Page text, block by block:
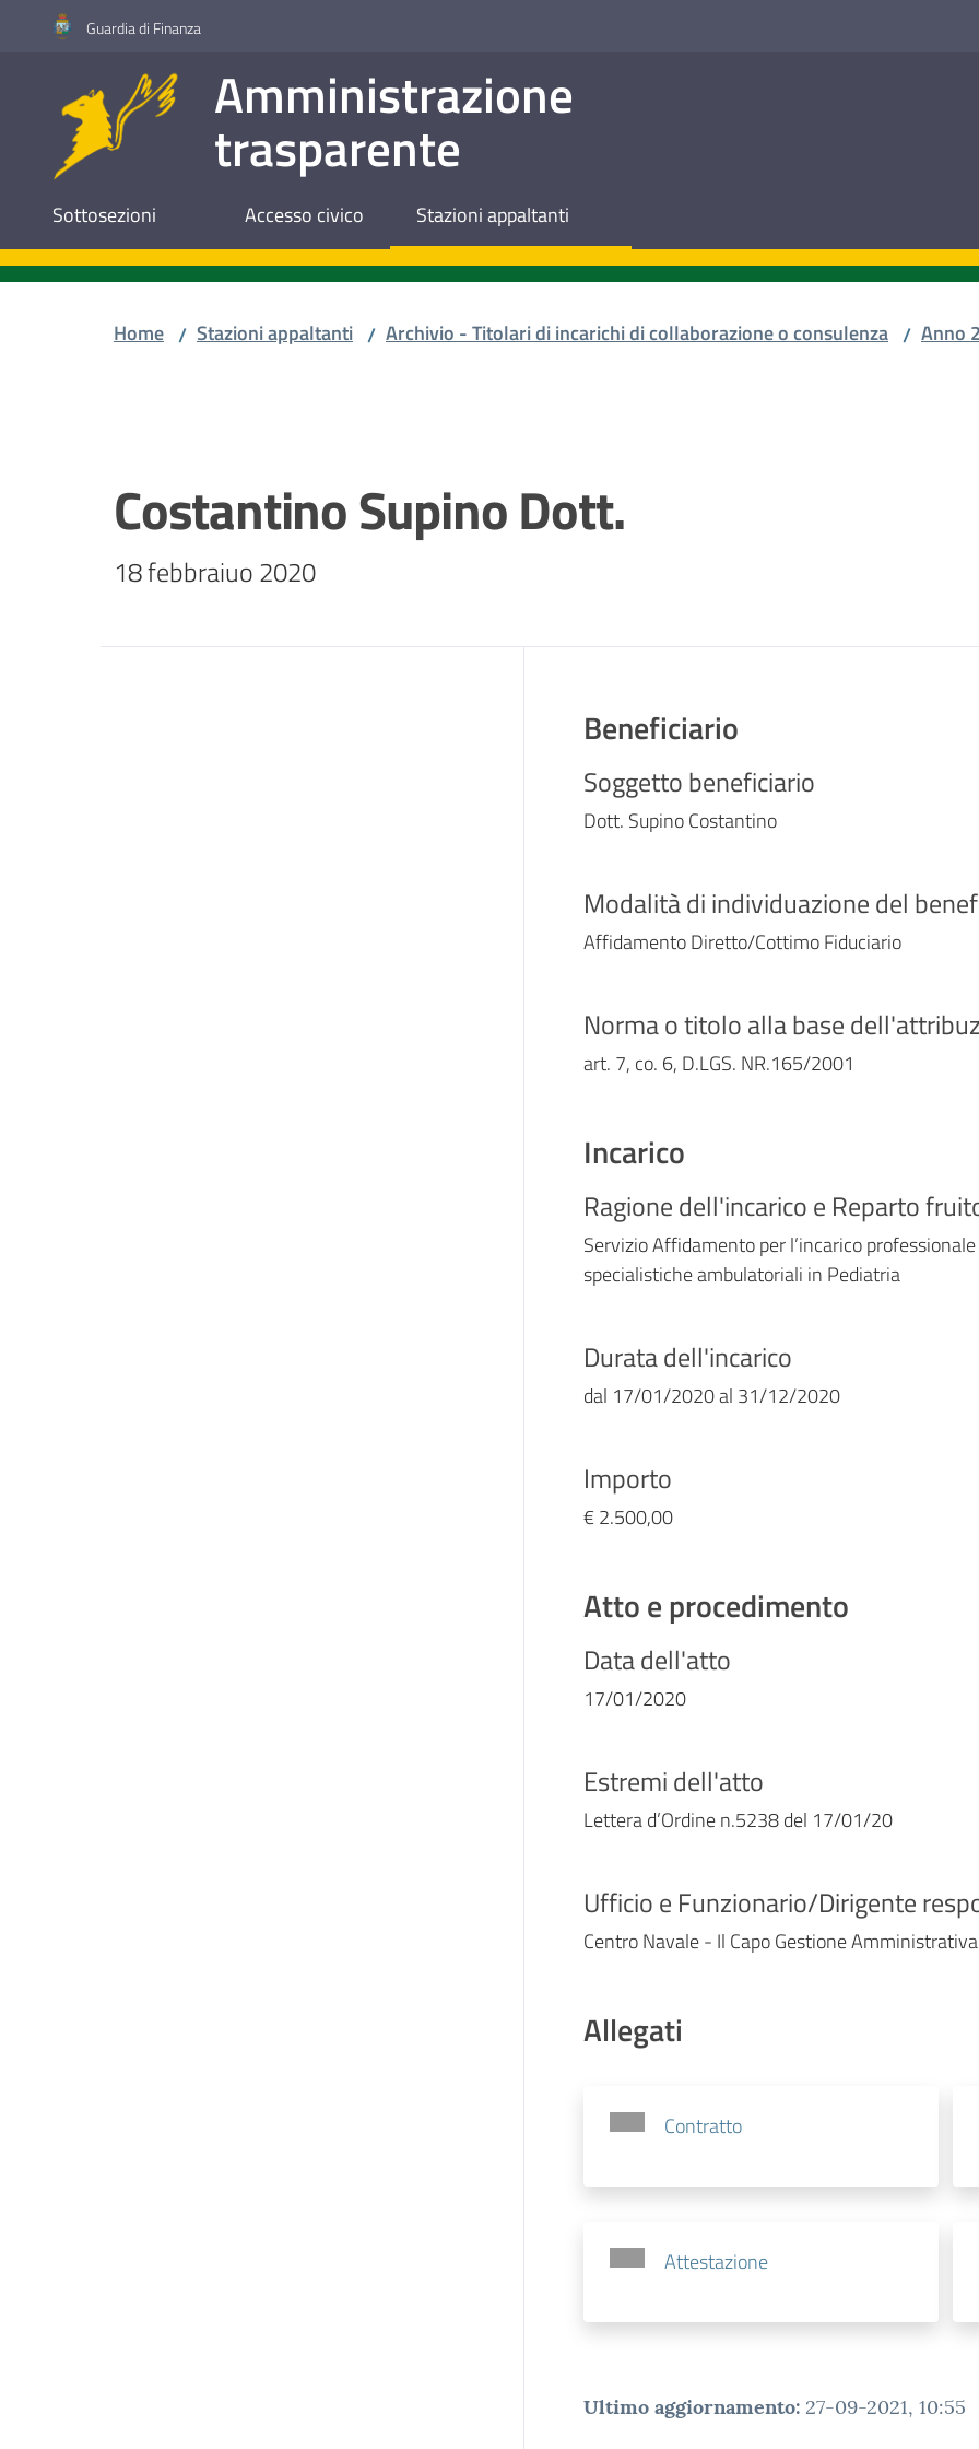
Vai al contenuto
Vai alla navigazione
Vai al footerGuardia di Finanza
Amministrazione
trasparente
Sottosezioni Accesso civico Stazioni appaltanti
Home / Stazioni appaltanti / Archivio - Titolari di incarichi di collaborazione o consulenza / Anno
Costantino Supino Dott.
18 febbraiuo 2020
Beneficiario
Soggetto beneficiario
Dott. Supino Costantino
Modalità di individuazione del
Affidamento Diretto/Cottimo Fiduciario
Norma o titolo alla base
art. 7, co. 6, D.LGS. NR.165/2001
Incarico
Ragione dell'incarico e Reparto
Servizio Affidamento per l’incarico
specialistiche ambulatoriali in Pediatria
Durata dell'incarico
dal 17/01/2020al 31/12/2020
Importo
€ 2.500,00
Atto e procedimento
Data dell'atto
17/01/2020
Estremi dell'atto
Lettera d’Ordine n.5238 del 17/01/20
Ufficio e Funzionario/Dirigente
Centro Navale - Il Capo Gestione Amministrativa
Allegati
Contratto
Attestazione
Ultimo aggiornamento: 27-09-2021, 10:55